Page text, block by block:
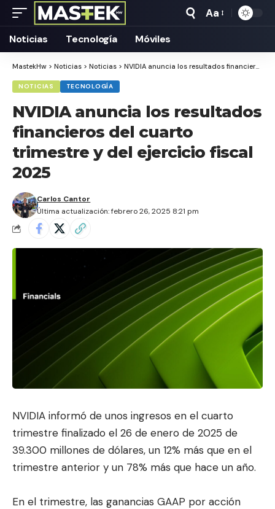
Tamaño
Aa
Noticias Tecnología Móviles
MastekHw > Noticias > Noticias > NVIDIA anuncia los resultados financieros del cuarto trimestre y del ejercicio fiscal 2025
NOTICIAS TECNOLOGÍA
NVIDIA anuncia los resultados
financieros del cuarto
trimestre y del ejercicio fiscal
2025
Última actualización: febrero 26, 2025 8:21 pm
Carlos Cantor
NVIDIA informó de unos ingresos en el cuarto
trimestre finalizado el 26 de enero de 2025 de
39.300 millones de dólares, un 12% más que en el
trimestre anterior y un 78% más que hace un año.
En el trimestre, las ganancias GAAP por acción